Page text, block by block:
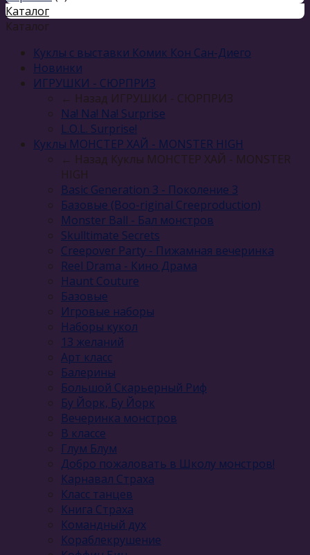
Каталог
Каталог
Куклы с выставки Комик Кон Сан-Диего
Новинки
ИГРУШКИ - СЮРПРИЗ
← Назад ИГРУШКИ - СЮРПРИЗ
Na! Na! Na! Surprise
L.O.L. Surprise!
Куклы МОНСТЕР ХАЙ - MONSTER HIGH
← Назад Куклы МОНСТЕР ХАЙ - MONSTER
HIGH
Basic Generation 3 - Поколение 3
Базовые (Boo-riginal Creeproduction)
Monster Ball - Бал монстров
Skulltimate Secrets
Creepover Party - Пижамная вечеринка
Reel Drama - Кино Драма
Haunt Couture
Базовые
Игровые наборы
Наборы кукол
13 желаний
Арт класс
Балерины
Большой Скарьерный Риф
Бу Йорк, Бу Йорк
Вечеринка монстров
В классе
Глум Блум
Добро пожаловать в Школу монстров!
Карнавал Cтраха
Класс танцев
Книга Страха
Командный дух
Кораблекрушение